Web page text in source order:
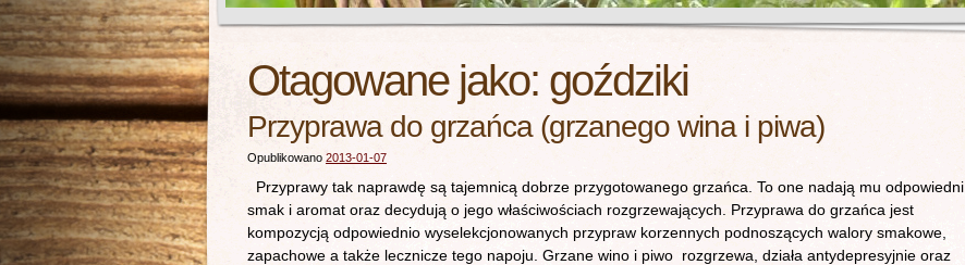
Otagowane jako: goździki
Przyprawa do grzańca (grzanego wina i piwa)
Opublikowano 2013-01-07
Przyprawy tak naprawdę są tajemnicą dobrze przygotowanego grzańca. To one nadają mu odpowiedni
smak i aromat oraz decydują o jego właściwościach rozgrzewających. Przyprawa do grzańca jest
kompozycją odpowiednio wyselekcjonowanych przypraw korzennych podnoszących walory smakowe,
zapachowe a także lecznicze tego napoju. Grzane wino i piwo rozgrzewa, działa antydepresyjnie oraz